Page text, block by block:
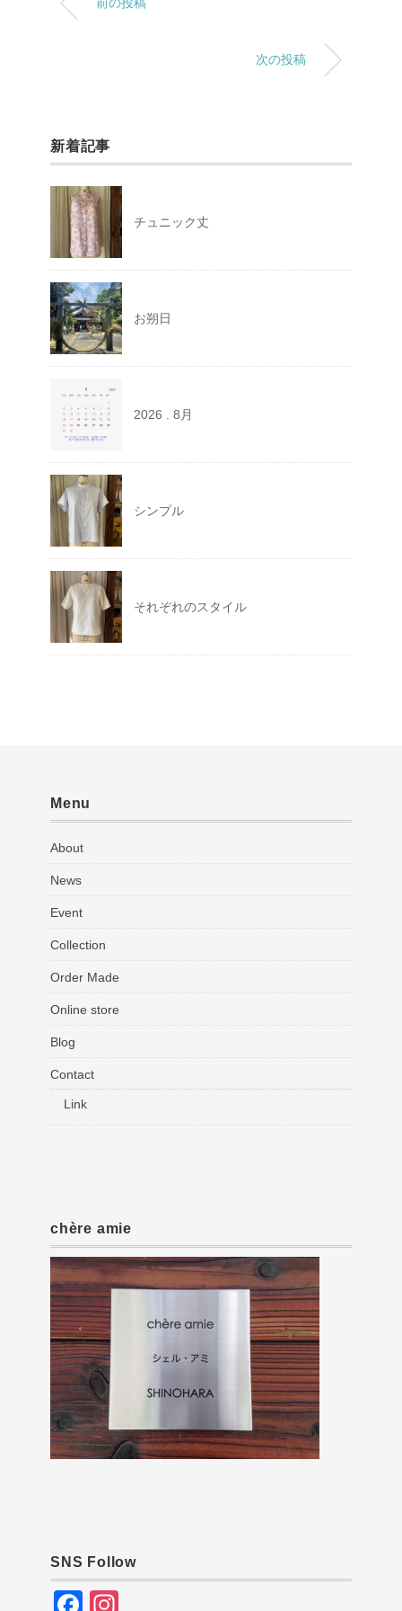
次の投稿
新着記事
チュニック丈
お朔日
2026 . 8月
シンプル
それぞれのスタイル
Menu
About
News
Event
Collection
Order Made
Online store
Blog
Contact
Link
chère amie
SNS Follow